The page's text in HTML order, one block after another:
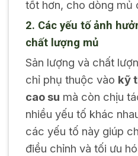
tốt hơn, cho dòng mủ
2. Các yếu tố ảnh
chất lượng mủ
Sản lượng và chất
chỉ phụ thuộc vào kỹ
cao su mà còn chịu
nhiều yếu tố khác
các yếu tố này giúp
điều chỉnh và tối ưu